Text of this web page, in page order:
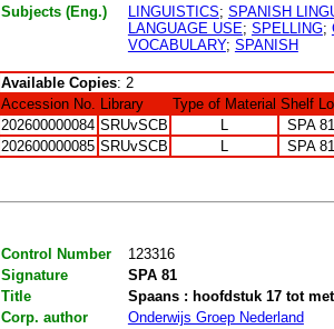
Subjects (Eng.)
LINGUISTICS; SPANISH
LANGUAGE USE; SPELLING;
VOCABULARY; SPANISH
Available Copies: 2
Accession No. Library Type of Material Shelf
202600000084 SRUvSCB L
SPA 81
202600000085 SRUvSCB L SPA 81
Control Number
123316
Signature
SPA 81
Title
Spaans : hoofdstuk 17 tot
Corp. author
Onderwijs Groep Nederland